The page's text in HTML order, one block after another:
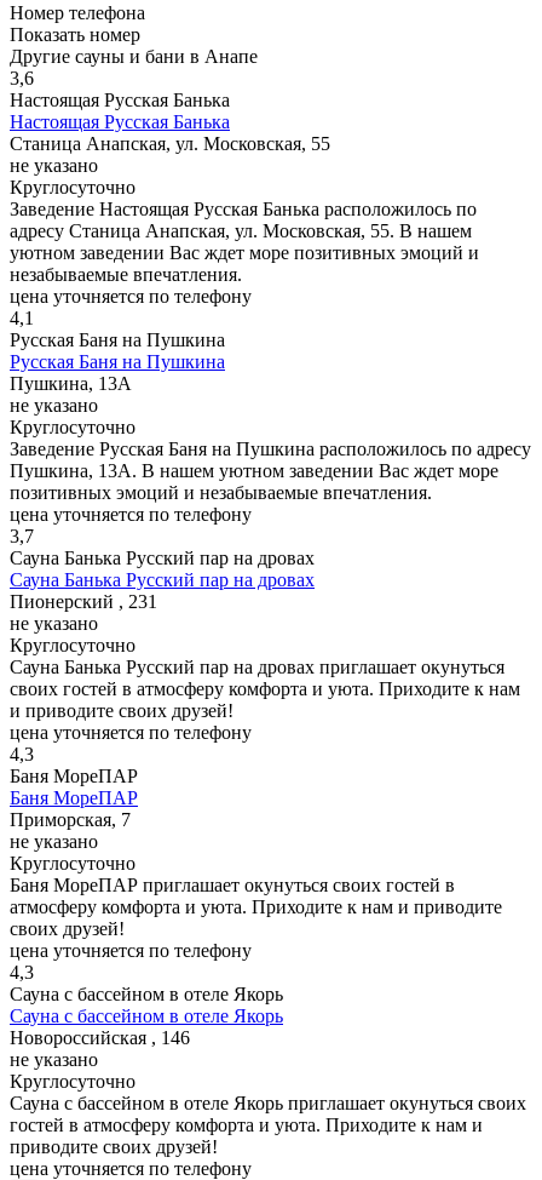
Номер телефона
Показать номер
Другие сауны и бани в Анапе
3,6
Настоящая Русская Банька
Настоящая Русская Банька
Станица Анапская, ул. Московская, 55
не указано
Круглосуточно
Заведение Настоящая Русская Банька расположилось по
адресу Станица Анапская, ул. Московская, 55. В нашем
уютном заведении Вас ждет море позитивных эмоций и
незабываемые впечатления.
цена уточняется по телефону
4,1
Русская Баня на Пушкина
Русская Баня на Пушкина
Пушкина, 13А
не указано
Круглосуточно
Заведение Русская Баня на Пушкина расположилось по адресу
Пушкина, 13А. В нашем уютном заведении Вас ждет море
позитивных эмоций и незабываемые впечатления.
цена уточняется по телефону
3,7
Сауна Банька Русский пар на дровах
Сауна Банька Русский пар на дровах
Пионерский , 231
не указано
Круглосуточно
Сауна Банька Русский пар на дровах приглашает окунуться
своих гостей в атмосферу комфорта и уюта. Приходите к нам
и приводите своих друзей!
цена уточняется по телефону
4,3
Баня МореПАР
Баня МореПАР
Приморская, 7
не указано
Круглосуточно
Баня МореПАР приглашает окунуться своих гостей в
атмосферу комфорта и уюта. Приходите к нам и приводите
своих друзей!
цена уточняется по телефону
4,3
Сауна с бассейном в отеле Якорь
Сауна с бассейном в отеле Якорь
Новороссийская , 146
не указано
Круглосуточно
Сауна с бассейном в отеле Якорь приглашает окунуться своих
гостей в атмосферу комфорта и уюта. Приходите к нам и
приводите своих друзей!
цена уточняется по телефону